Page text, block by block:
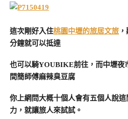
這次剛好入住桃園中壢的旅居文旅
分鐘就可以抵達
也可以騎YOUBIKE前往，而中壢夜
間簡師傅麻辣臭豆腐
你上網問大概十個人會有五個人說
力，就讓旅人來試試。